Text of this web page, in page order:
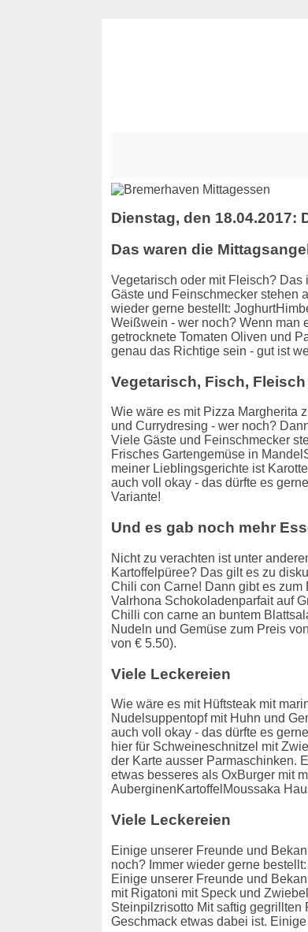
Dienstag, den 18.04.2017:
Das waren die
Vegetarisch oder mit Fleisch?
Gäste und Feinschmecker stehen
wieder gerne bestellt:
Weißwein - wer noch? Wenn man
getrocknete Tomaten Oliven und
genau das Richtige sein - gut ist
Vegetarisch, Fisch, Fleisch
Wie wäre es mit Pizza Margherita
und Currydresing - wer noch?
Viele Gäste und Feinschmecker
Frisches Gartengemüse in
meiner Lieblingsgerichte ist
auch voll okay - das dürfte es
Variante!
Und es gab noch mehr
Nicht zu verachten ist unter
Kartoffelpüree? Das gilt es zu
Chili con Carne! Dann gibt es
Valrhona Schokoladenparfait auf
Chilli con carne an buntem
Nudeln und Gemüse zum Preis
von € 5.50).
Viele Leckereien
Wie wäre es mit Hüftsteak mit
Nudelsuppentopf mit Huhn und
auch voll okay - das dürfte es
hier für Schweineschnitzel mit
der Karte ausser Parmaschinken.
etwas besseres als OxBurger mit
AuberginenKartoffelMoussaka
Viele Leckereien
Einige unserer Freunde und
noch? Immer wieder gerne
Einige unserer Freunde und
mit Rigatoni mit Speck und
Steinpilzrisotto Mit saftig
Geschmack etwas dabei ist.